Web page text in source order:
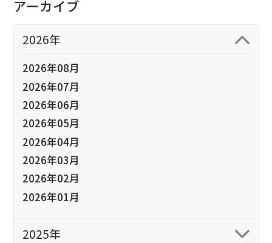
アーカイブ
2026年
2026年08月
2026年07月
2026年06月
2026年05月
2026年04月
2026年03月
2026年02月
2026年01月
2025年